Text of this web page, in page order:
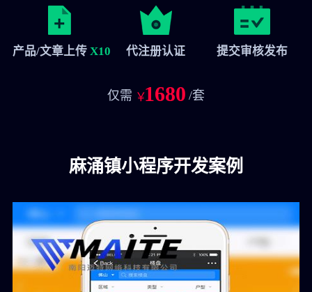
产品/文章上传 X10 代注册认证 提交审核发布
仅需 ￥1680 /套
麻涌镇小程序开发案例